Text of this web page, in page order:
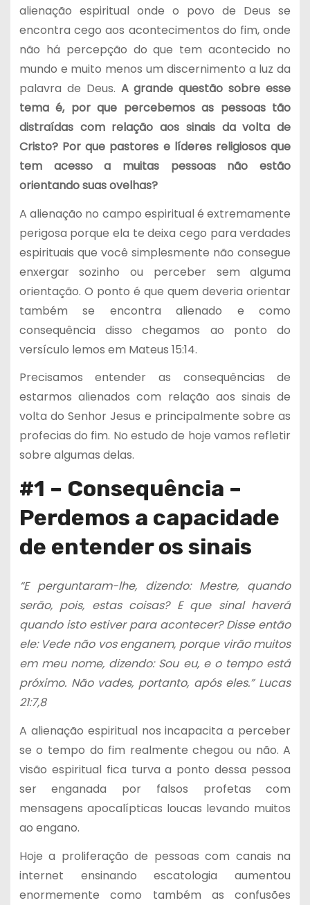
alienação espiritual onde o povo de Deus se
encontra cego aos acontecimentos do fim, onde
não há percepção do que tem acontecido no
mundo e muito menos um discernimento a luz da
palavra de Deus. A grande questão sobre esse
tema é, por que percebemos as pessoas tão
distraídas com relação aos sinais da volta de
Cristo? Por que pastores e líderes religiosos que
tem acesso a muitas pessoas não estão
orientando suas ovelhas?
A alienação no campo espiritual é extremamente
perigosa porque ela te deixa cego para verdades
espirituais que você simplesmente não consegue
enxergar sozinho ou perceber sem alguma
orientação. O ponto é que quem deveria orientar
também se encontra alienado e como
consequência disso chegamos ao ponto do
versículo lemos em Mateus 15:14.
Precisamos entender as consequências de
estarmos alienados com relação aos sinais de
volta do Senhor Jesus e principalmente sobre as
profecias do fim. No estudo de hoje vamos refletir
sobre algumas delas.
#1 – Consequência –
Perdemos a capacidade
de entender os sinais
“E perguntaram-lhe, dizendo: Mestre, quando
serão, pois, estas coisas? E que sinal haverá
quando isto estiver para acontecer? Disse então
ele: Vede não vos enganem, porque virão muitos
em meu nome, dizendo: Sou eu, e o tempo está
próximo. Não vades, portanto, após eles.” Lucas
21:7,8
A alienação espiritual nos incapacita a perceber
se o tempo do fim realmente chegou ou não. A
visão espiritual fica turva a ponto dessa pessoa
ser enganada por falsos profetas com
mensagens apocalípticas loucas levando muitos
ao engano.
Hoje a proliferação de pessoas com canais na
internet ensinando escatologia aumentou
enormemente como também as confusões